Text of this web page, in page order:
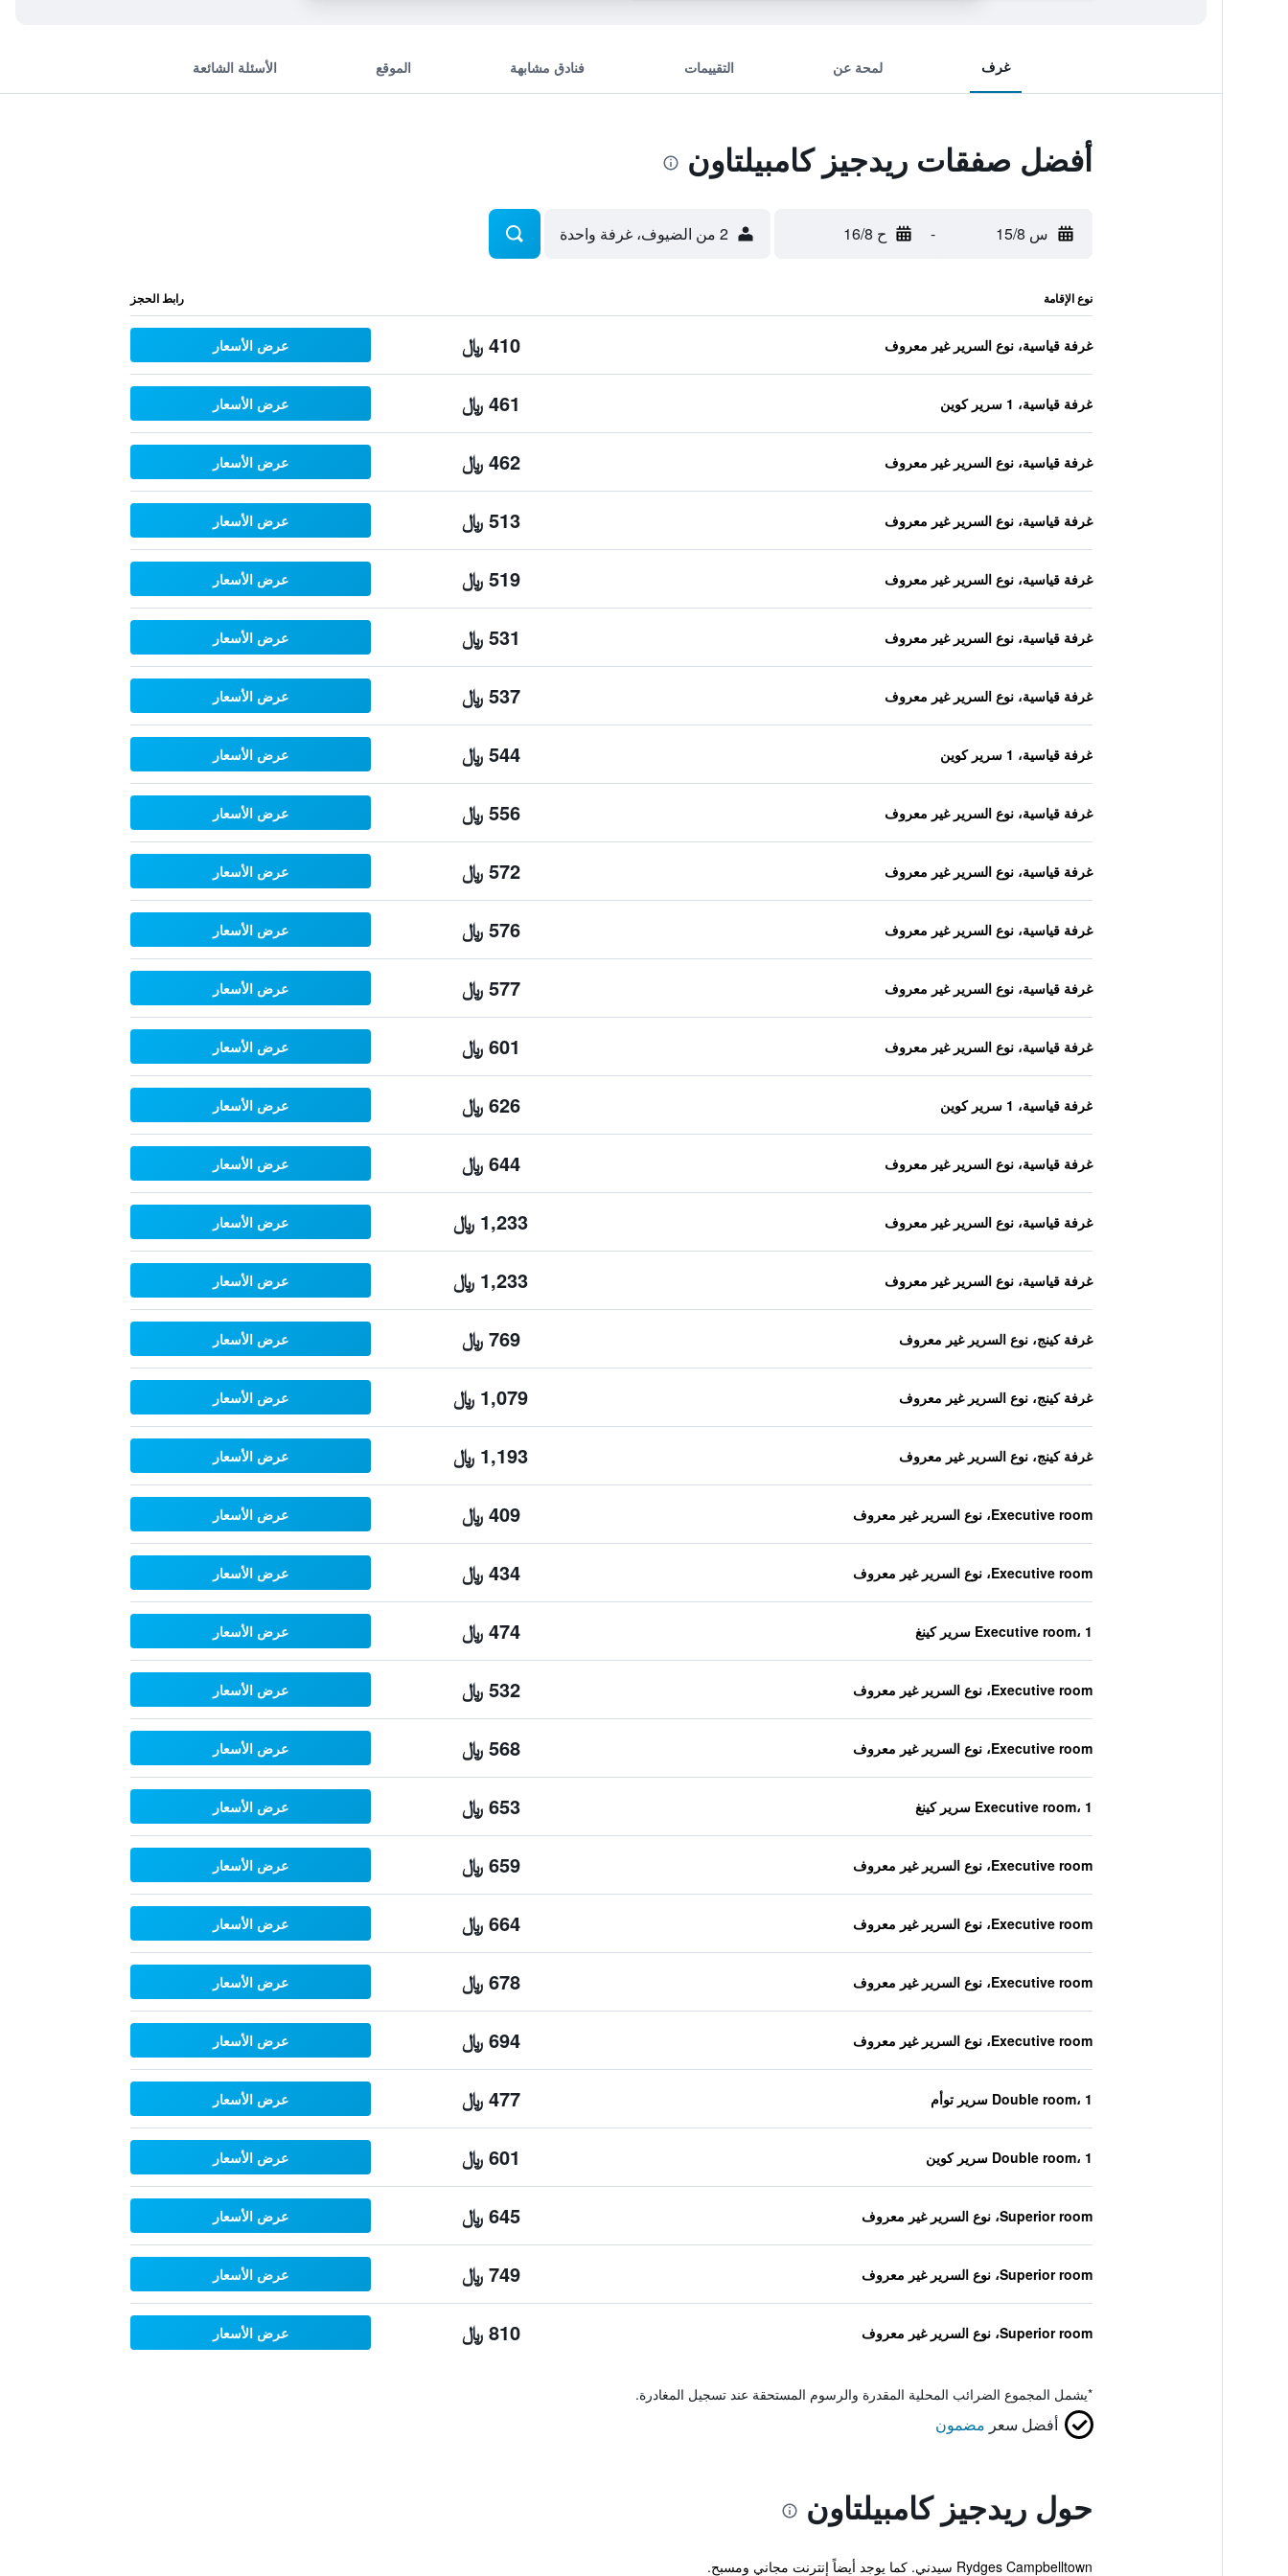
غرف لمحة عن التقييمات فنادق مشابهة الموقع الأسئلة الشائعة
أفضل صفقات ريدجيز كامبيلتاون
س 15/8 - ح 16/8 2 من الضيوف، غرفة واحدة
نوع الإقامة رابط الحجز
غرفة قياسية، نوع السرير غير معروف 410 ﷼ عرض الأسعار
غرفة قياسية، 1 سرير كوين 461 ﷼ عرض الأسعار
غرفة قياسية، نوع السرير غير معروف 462 ﷼ عرض الأسعار
غرفة قياسية، نوع السرير غير معروف 513 ﷼ عرض الأسعار
غرفة قياسية، نوع السرير غير معروف 519 ﷼ عرض الأسعار
غرفة قياسية، نوع السرير غير معروف 531 ﷼ عرض الأسعار
غرفة قياسية، نوع السرير غير معروف 537 ﷼ عرض الأسعار
غرفة قياسية، 1 سرير كوين 544 ﷼ عرض الأسعار
غرفة قياسية، نوع السرير غير معروف 556 ﷼ عرض الأسعار
غرفة قياسية، نوع السرير غير معروف 572 ﷼ عرض الأسعار
غرفة قياسية، نوع السرير غير معروف 576 ﷼ عرض الأسعار
غرفة قياسية، نوع السرير غير معروف 577 ﷼ عرض الأسعار
غرفة قياسية، نوع السرير غير معروف 601 ﷼ عرض الأسعار
غرفة قياسية، 1 سرير كوين 626 ﷼ عرض الأسعار
غرفة قياسية، نوع السرير غير معروف 644 ﷼ عرض الأسعار
غرفة قياسية، نوع السرير غير معروف 1,233 ﷼ عرض الأسعار
غرفة قياسية، نوع السرير غير معروف 1,233 ﷼ عرض الأسعار
غرفة كينج، نوع السرير غير معروف 769 ﷼ عرض الأسعار
غرفة كينج، نوع السرير غير معروف 1,079 ﷼ عرض الأسعار
غرفة كينج، نوع السرير غير معروف 1,193 ﷼ عرض الأسعار
Executive room، نوع السرير غير معروف 409 ﷼ عرض الأسعار
Executive room، نوع السرير غير معروف 434 ﷼ عرض الأسعار
Executive room، 1 سرير كينغ 474 ﷼ عرض الأسعار
Executive room، نوع السرير غير معروف 532 ﷼ عرض الأسعار
Executive room، نوع السرير غير معروف 568 ﷼ عرض الأسعار
Executive room، 1 سرير كينغ 653 ﷼ عرض الأسعار
Executive room، نوع السرير غير معروف 659 ﷼ عرض الأسعار
Executive room، نوع السرير غير معروف 664 ﷼ عرض الأسعار
Executive room، نوع السرير غير معروف 678 ﷼ عرض الأسعار
Executive room، نوع السرير غير معروف 694 ﷼ عرض الأسعار
Double room، 1 سرير توأم 477 ﷼ عرض الأسعار
Double room، 1 سرير كوين 601 ﷼ عرض الأسعار
Superior room، نوع السرير غير معروف 645 ﷼ عرض الأسعار
Superior room، نوع السرير غير معروف 749 ﷼ عرض الأسعار
Superior room، نوع السرير غير معروف 810 ﷼ عرض الأسعار
*يشمل المجموع الضرائب المحلية المقدرة والرسوم المستحقة عند تسجيل المغادرة.
أفضل سعر مضمون
حول ريدجيز كامبيلتاون
Rydges Campbelltown سيدني. كما يوجد أيضاً إنترنت مجاني ومسبح.